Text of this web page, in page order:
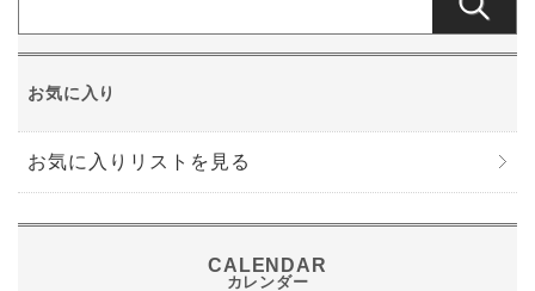
お気に入り
お気に入りリストを見る